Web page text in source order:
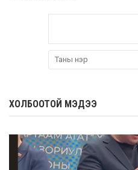
ХОЛБООТОЙ МЭДЭЭ